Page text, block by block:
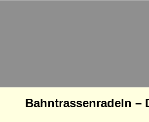
Bahntrassenradeln –